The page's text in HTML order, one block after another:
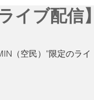
イブ配信】
（空民）”限定のライ